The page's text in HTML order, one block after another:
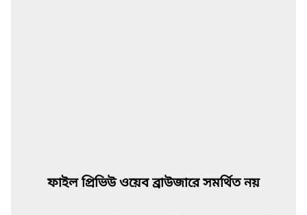
ফাইল প্রিভিউ ওয়েব ব্রাউজারে সমর্থিত নয়